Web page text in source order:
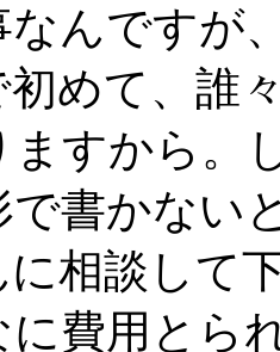
なんですが
初めて、誰
ますから。
で書かない
相談して
に費用とら